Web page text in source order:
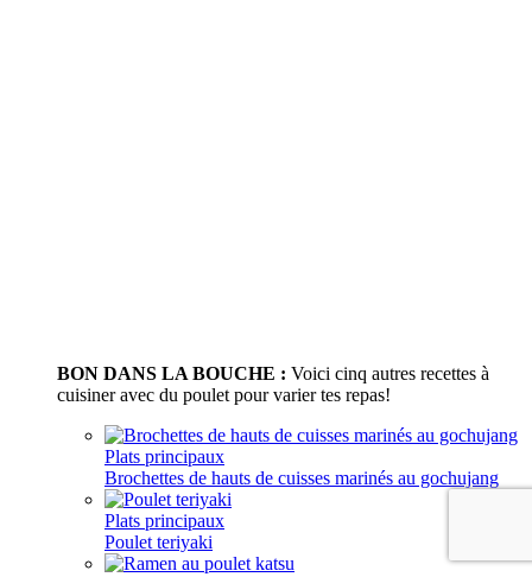
BON DANS LA BOUCHE : Voici cinq autres recettes à
cuisiner avec du poulet pour varier tes repas!
Plats principaux
Brochettes de hauts de cuisses marinés au gochujang
Plats principaux
Poulet teriyaki